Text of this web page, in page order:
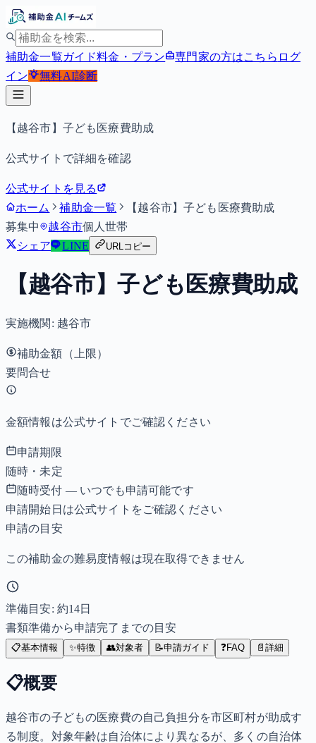
補助金一覧ガイド料金・プラン 専門家の方はこちら ログ
イン
無料AI診断
【越谷市】子ども医療費助成
公式サイトで詳細を確認
公式サイトを見る
ホーム
補助金一覧
【越谷市】子ども医療費助成
募集中
越谷市個人世帯
シェア
LINE URLコピー
【越谷市】子ども医療費助成
実施機関: 越谷市
補助金額（上限）
要問合せ
金額情報は公式サイトでご確認ください
申請期限
随時・未定
随時受付 — いつでも申請可能です
申請開始日は公式サイトをご確認ください
申請の目安
この補助金の難易度情報は現在取得できません
準備目安: 約14日
書類準備から申請完了までの目安
📋基本情報 ✨特徴 👥対象者 📝申請ガイド ❓FAQ 📄 詳細
📋概要
越谷市の子どもの医療費の自己負担分を市区町村が助成す
る制度。対象年齢は自治体により異なるが、多くの自治体